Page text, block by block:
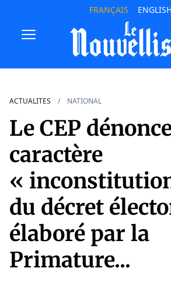
FRANÇAIS ENGLISH
ACTUALITES NATIONAL
Le CEP
caractère
«
du décret
élaboré par la
Primature...